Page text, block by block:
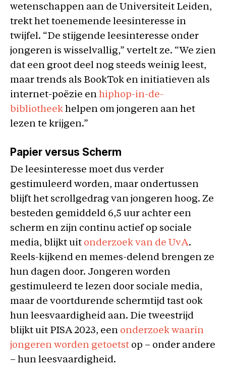
wetenschappen aan de Universiteit Leiden,
trekt het toenemende leesinteresse in
twijfel. “De stijgende leesinteresse onder
jongeren is wisselvallig,” vertelt ze. “We zien
dat een groot deel nog steeds weinig leest,
maar trends als BookTok en initiatieven als
internet-poëzie en hiphop-in-de-
bibliotheek helpen om jongeren aan het
lezen te krijgen.”
Papier versus Scherm
De leesinteresse moet dus verder
gestimuleerd worden, maar ondertussen
blijft het scrollgedrag van jongeren hoog. Ze
besteden gemiddeld 6,5 uur achter een
scherm en zijn continu actief op sociale
media, blijkt uit onderzoek van de UvA.
Reels-kijkend en memes-delend brengen ze
hun dagen door. Jongeren worden
gestimuleerd te lezen door sociale media,
maar de voortdurende schermtijd tast ook
hun leesvaardigheid aan. Die tweestrijd
blijkt uit PISA 2023, een onderzoek waarin
jongeren worden getoetst op – onder andere
– hun leesvaardigheid.